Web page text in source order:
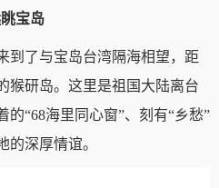
宝岛
到了与宝岛台湾隔海相望，距
猴研岛。这里是祖国大陆离台
“68海里同心窗”、刻有“乡愁”
的深厚情谊。